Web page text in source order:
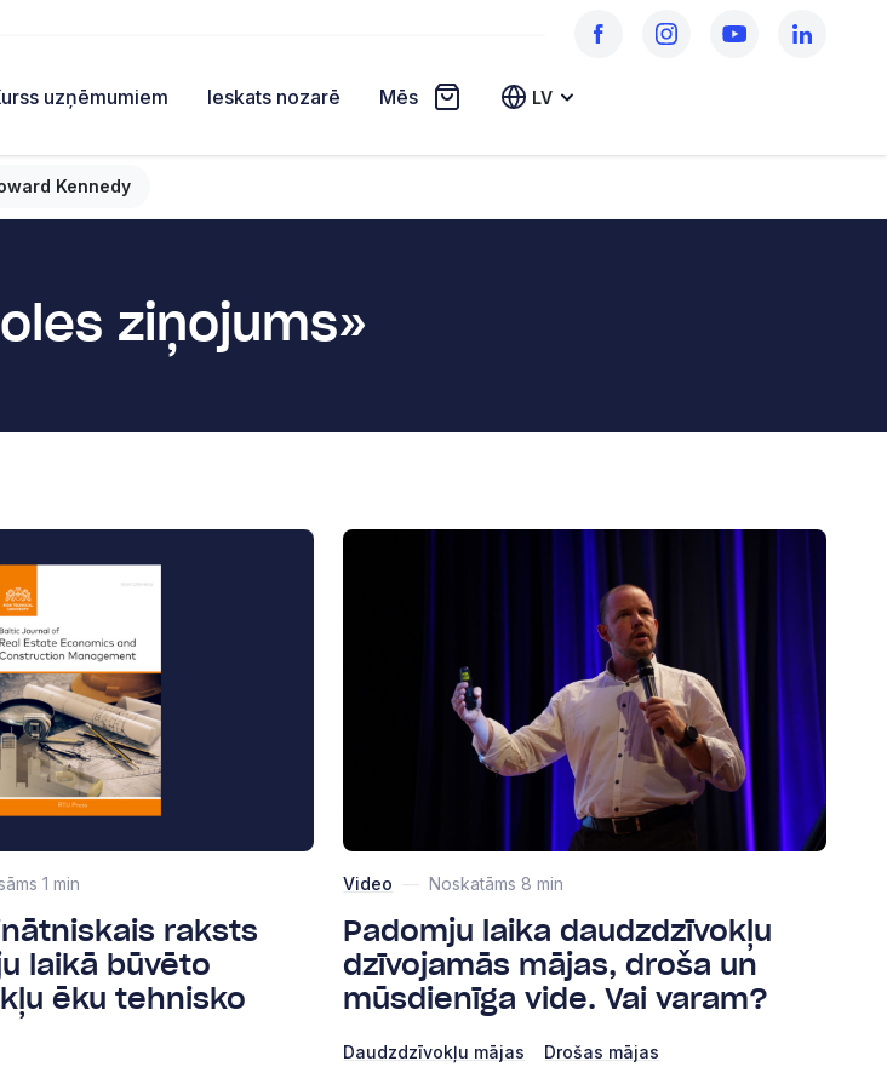
uzņēmumiem Ieskats nozarē Mēs LV
Kennedy
ziņojums»
1 min
raksts
laikā būvēto
ēku tehnisko
Video Noskatāms 8 min
Padomju laika daudzdzīvokļu
dzīvojamās mājas, droša un
mūsdienīga vide. Vai varam?
Daudzdzīvokļu mājas
Drošas mājas